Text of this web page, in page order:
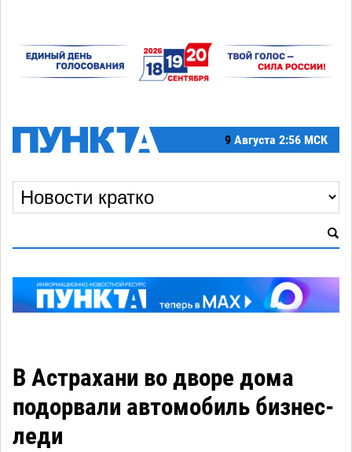
9 Августа 2:56 МСК
В Астрахани во дворе дома
подорвали автомобиль бизнес-
леди